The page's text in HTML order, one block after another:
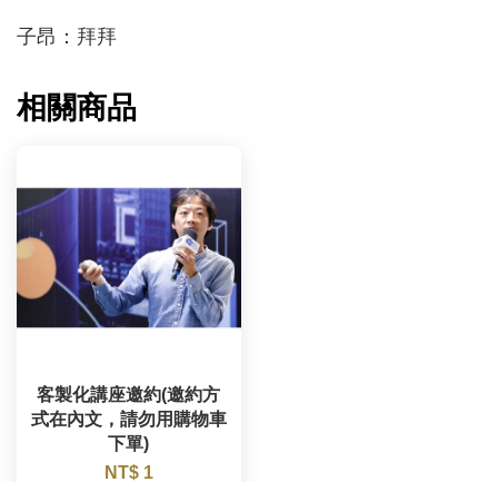
子昂：拜拜
相關商品
客製化講座邀約(邀約方
式在內文，請勿用購物車
下單)
NT$ 1